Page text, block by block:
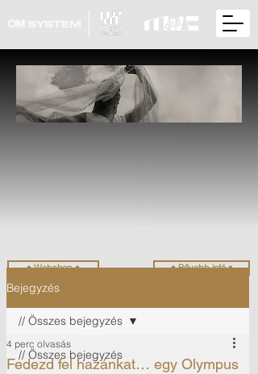
Bejegyzés
// Összes bejegyzés
// Összes bejegyzés
Fedezd fel hazánkat… egy Olympus
4 perc olvasás
• Webshop • • Bővebb infó •